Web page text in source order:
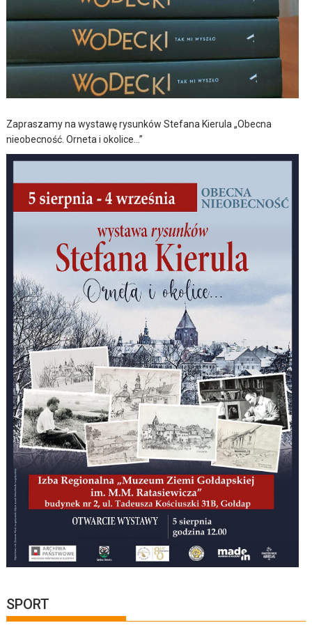
Zapraszamy na wystawę rysunków Stefana Kierula „Obecna
nieobecność. Orneta i okolice…”
SPORT